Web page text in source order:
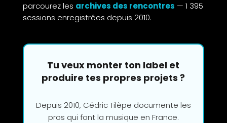
parcourez les archives des rencontres — 1 395
sessions enregistrées depuis 2010.
Tu veux monter ton label et
produire tes propres projets ?
Depuis 2010, Cédric Tilèpe documente les
pros qui font la musique en France.